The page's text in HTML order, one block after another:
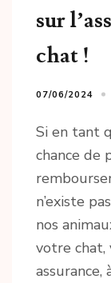
sur
chat !
07/06/2024
Si en tant
chance de
n’existe
nos
votre chat,
assurance,